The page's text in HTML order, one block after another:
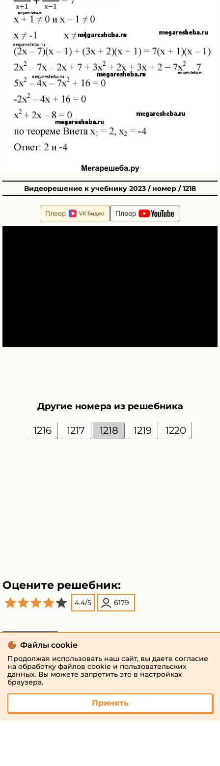
Видеорешение к учебнику 2023 / номер / 1218
Плеер Плеер
Другие номера из решебника
1216 1217 1218 1219 1220
Оцените решебник:
4.4/5 6179
Файлы cookie
Продолжая использовать наш сайт, вы даете согласие
на обработку файлов cookie и пользовательских
данных. Вы можете запретить это в настройках
браузера.
Принять